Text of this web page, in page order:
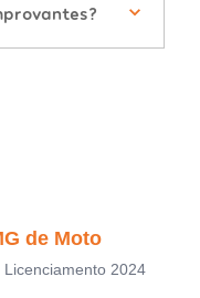
de Moto
2024